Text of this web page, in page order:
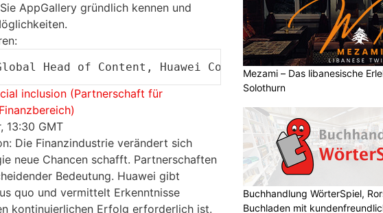
AppGallery gründlich kennen und
Head of Content, Huawei Consumer Business Group
inclusion (Partnerschaft für
13:30 GMT
Die Finanzindustrie verändert sich
neue Chancen schafft. Partnerschaften
Bedeutung. Huawei gibt
quo und vermittelt Erkenntnisse
kontinuierlichen Erfolg erforderlich ist.
Mezami – Das libanesische
Solothurn
Buchhandlung WörterSpiel,
Buchladen mit